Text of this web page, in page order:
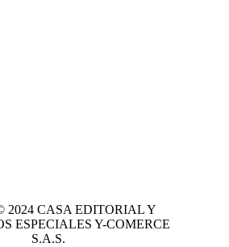
2024 CASA EDITORIALY
ESPECIALES Y-COMERCE
S.A.S.